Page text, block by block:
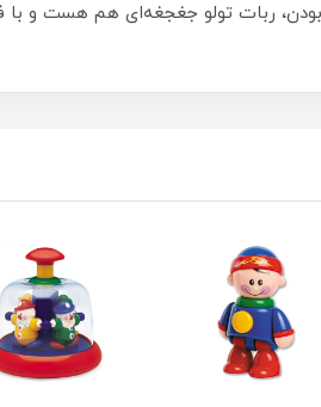
ربات تولو جغجغه‌ای هم هست و با